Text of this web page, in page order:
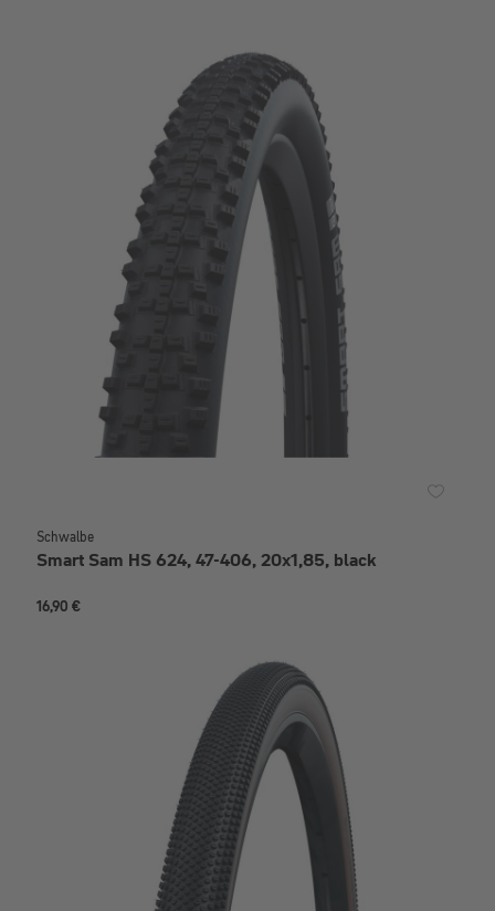
Schwalbe
Smart Sam HS 624, 47-406, 20x1,85, black
16,90 €